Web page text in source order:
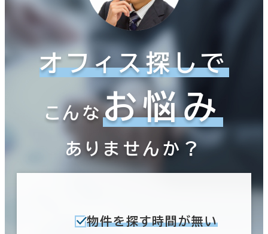
オフィス探しで
こんなお悩み
ありませんか？
物件を探す時間が無い